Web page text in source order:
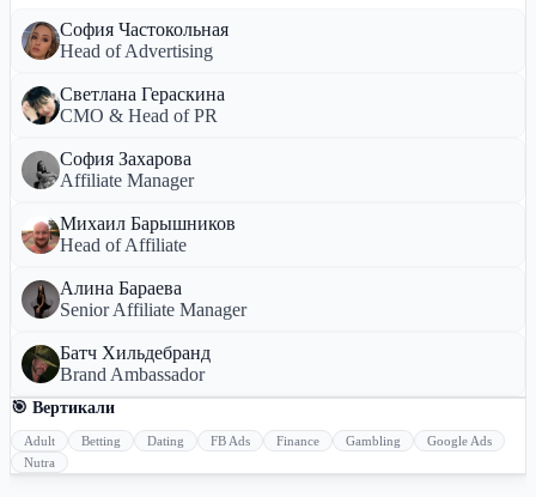
София Частокольная
Head of Advertising
Светлана Гераскина
CMO & Head of PR
София Захарова
Affiliate Manager
Михаил Барышников
Head of Affiliate
Алина Бараева
Senior Affiliate Manager
Батч Хильдебранд
Brand Ambassador
🎯 Вертикали
Adult Betting Dating FB Ads Finance Gambling
Google Ads
Nutra